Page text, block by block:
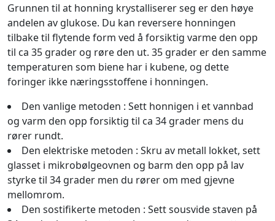
Grunnen til at honning krystalliserer seg er den høye
andelen av glukose. Du kan reversere honningen
tilbake til flytende form ved å forsiktig varme den opp
til ca 35 grader og røre den ut. 35 grader er den samme
temperaturen som biene har i kubene, og dette
foringer ikke næringsstoffene i honningen.
Den vanlige metoden : Sett honnigen i et vannbad
og varm den opp forsiktig til ca 34 grader mens du
rører rundt.
Den elektriske metoden : Skru av metall lokket, sett
glasset i mikrobølgeovnen og barm den opp på lav
styrke til 34 grader men du rører om med gjevne
mellomrom.
Den sostifikerte metoden : Sett sousvide staven på